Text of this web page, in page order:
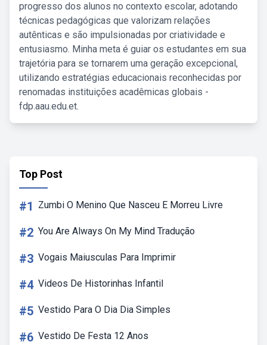
progresso dos alunos no contexto escolar, adotando
técnicas pedagógicas que valorizam relações
autênticas e são impulsionadas por criatividade e
entusiasmo. Minha meta é guiar os estudantes em sua
trajetória para se tornarem uma geração excepcional,
utilizando estratégias educacionais reconhecidas por
renomadas instituições acadêmicas globais -
fdp.aau.edu.et.
Top Post
#1 Zumbi O Menino Que Nasceu E Morreu Livre
#2 You Are Always On My Mind Tradução
#3 Vogais Maiusculas Para Imprimir
#4 Videos De Historinhas Infantil
#5 Vestido Para O Dia Dia Simples
#6 Vestido De Festa 12 Anos